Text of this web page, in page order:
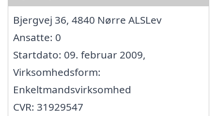
Bjergvej 36, 4840 Nørre ALSLev
Ansatte: 0
Startdato: 09. februar 2009,
Virksomhedsform:
Enkeltmandsvirksomhed
CVR: 31929547